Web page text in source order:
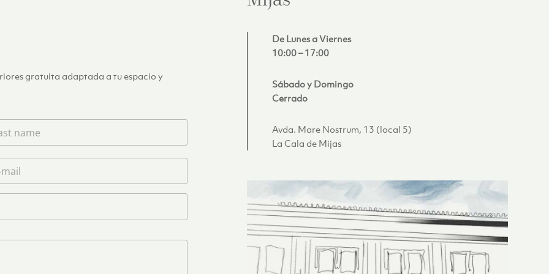
gratuita adaptada a tu espacio y
De Lunes a Viernes
10:00 – 17:00
Sábado y Domingo
Cerrado
Avda. Mare Nostrum, 13 (local 5)
La Cala de Mijas